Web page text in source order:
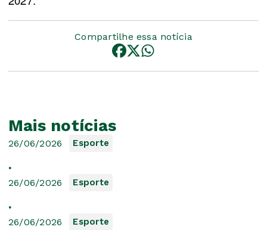
Compartilhe essa notícia
Mais notícias
Esporte
26/06/2026
.
Esporte
26/06/2026
.
Esporte
26/06/2026